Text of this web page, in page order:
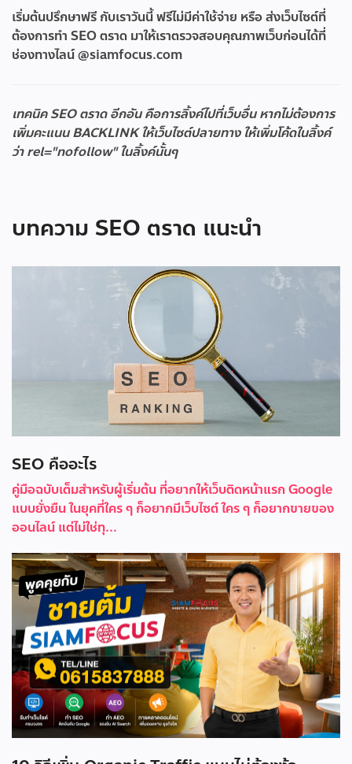
เริ่มต้นปรึกษาฟรี กับเราวันนี้ ฟรีไม่มีค่าใช้จ่าย หรือ ส่งเว็บไซต์ที่
ต้องการทำ SEO ตราด มาให้เราตรวจสอบคุณภาพเว็บก่อนได้ที่
ช่องทางไลน์ @siamfocus.com
เทคนิค SEO ตราด อีกอัน คือการลิ้งค์ไปที่เว็บอื่น หากไม่ต้องการ
เพิ่มคะแนน BACKLINK ให้เว็บไซต์ปลายทาง ให้เพิ่มโค้ดในลิ้งค์
ว่า rel="nofollow" ในลิ้งค์นั้นๆ
บทความ SEO ตราด แนะนำ
SEO คืออะไร
คู่มือฉบับเต็มสำหรับผู้เริ่มต้น ที่อยากให้เว็บติดหน้าแรก Google
แบบยั่งยืน ในยุคที่ใคร ๆ ก็อยากมีเว็บไซต์ ใคร ๆ ก็อยากขายของ
ออนไลน์ แต่ไม่ใช่ทุ...